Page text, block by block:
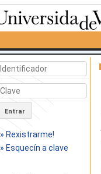
Entrar
» Rexistrarme!
» Esquecín a clave